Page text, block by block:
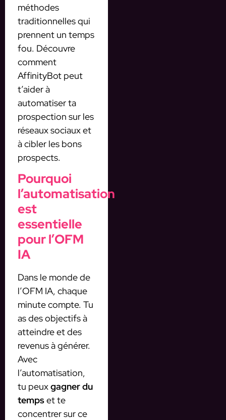
méthodes
traditionnelles qui
prennent un temps
fou. Découvre
comment
AffinityBot peut
t’aider à
automatiser ta
prospection sur les
réseaux sociaux et
à cibler les bons
prospects.
Pourquoi
l’automatisation
est
essentielle
pour l’OFM
IA
Dans le monde de
l’OFM IA, chaque
minute compte. Tu
as des objectifs à
atteindre et des
revenus à générer.
Avec
l’automatisation,
tu peuxgagner du
tempset te
concentrer sur ce